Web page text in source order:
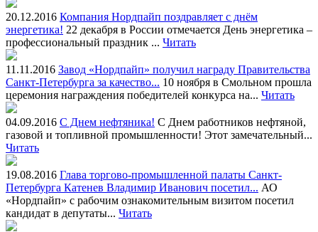
20.12.2016 Компания Нордпайп поздравляет с днём
энергетика! 22 декабря в России отмечается День энергетика –
профессиональный праздник ... Читать
11.11.2016 Завод «Нордпайп» получил награду Правительства
Санкт-Петербурга за качество... 10 ноября в Смольном прошла
церемония награждения победителей конкурса на... Читать
04.09.2016 C Днем нефтяника! С Днем работников нефтяной,
газовой и топливной промышленности! Этот замечательный...
Читать
19.08.2016 Глава торгово-промышленной палаты Санкт-
Петербурга Катенев Владимир Иванович посетил... АО
«Нордпайп» с рабочим ознакомительным визитом посетил
кандидат в депутаты... Читать